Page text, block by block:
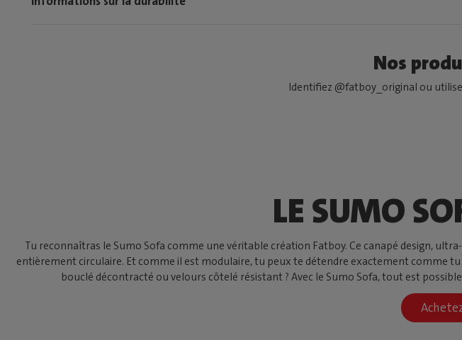
Nos
Identifiez @fatboy_original ou
LE SUMO
Tu reconnaîtras le Sumo Sofa comme une véritable création Fatboy. Ce canapé design,
entièrement circulaire. Et comme il est modulaire, tu peux te détendre exactement comme tu
bouclé décontracté ou velours côtelé résistant ? Avec le Sumo Sofa, tout est